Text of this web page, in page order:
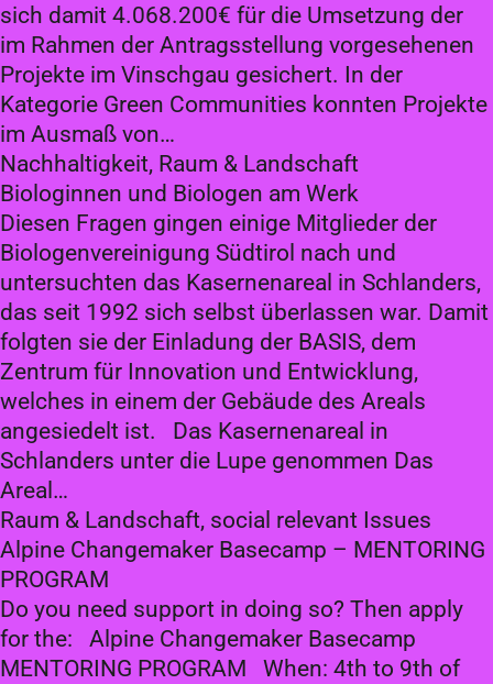
sich damit 4.068.200€ für die Umsetzung der
im Rahmen der Antragsstellung vorgesehenen
Projekte im Vinschgau gesichert. In der
Kategorie Green Communities konnten Projekte
im Ausmaß von…
Nachhaltigkeit, Raum & Landschaft
Biologinnen und Biologen am Werk
Diesen Fragen gingen einige Mitglieder der
Biologenvereinigung Südtirol nach und
untersuchten das Kasernenareal in Schlanders,
das seit 1992 sich selbst überlassen war. Damit
folgten sie der Einladung der BASIS, dem
Zentrum für Innovation und Entwicklung,
welches in einem der Gebäude des Areals
angesiedelt ist. Das Kasernenareal in
Schlanders unter die Lupe genommen Das
Areal…
Raum & Landschaft, social relevant Issues
Alpine Changemaker Basecamp – MENTORING
PROGRAM
Do you need support in doing so? Then apply
for the: Alpine Changemaker Basecamp
MENTORING PROGRAM When: 4th to 9th of